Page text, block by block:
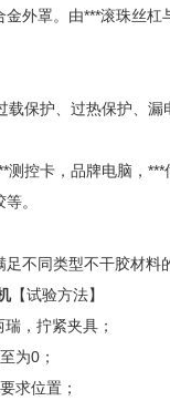
外罩。由***滚珠丝
载保护、过热保护、
测控卡，品牌电脑，
。
不同类型不干胶材料
【试验方法】
，拧紧夹具；
为0；
求位置；